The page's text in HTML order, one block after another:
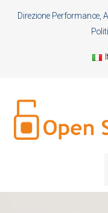
Direzione Performance,